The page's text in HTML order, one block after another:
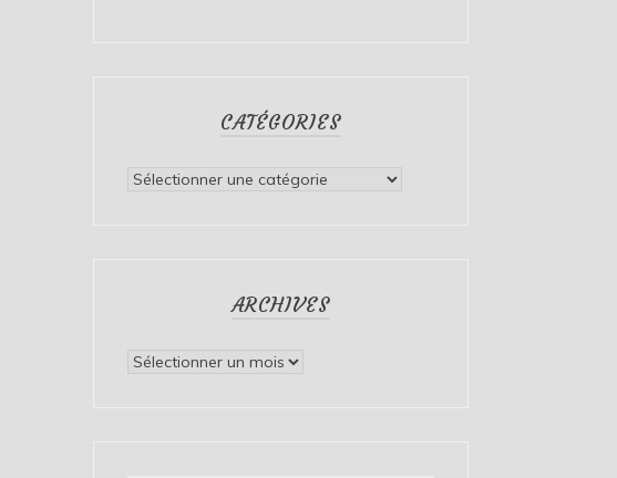
CATÉGORIES
Catégories
ARCHIVES
Archives